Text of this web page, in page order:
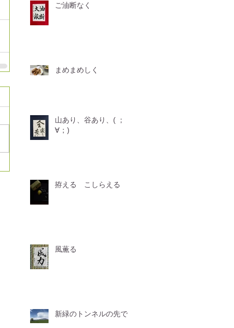
ご油断なく
まめまめしく
山あり、谷あり、( ；
∀；)
拵える こしらえる
風薫る
新緑のトンネルの先で